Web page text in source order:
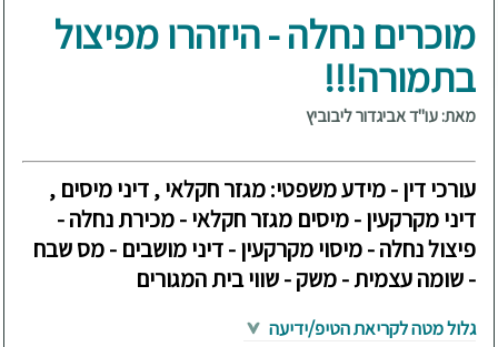
מוכרים נחלה - היזהרו מפיצול
בתמורה!!!
מאת: עו"ד אביגדור ליבוביץ
עורכי דין - מידע משפטי: מגזר חקלאי , דיני מיסים ,
דיני מקרקעין - מיסים מגזר חקלאי - מכירת נחלה -
פיצול נחלה - מיסוי מקרקעין - דיני מושבים - מס שבח
- שומה עצמית - משק - שווי בית המגורים
גלול מטה לקריאת הטיפ/ידיעה